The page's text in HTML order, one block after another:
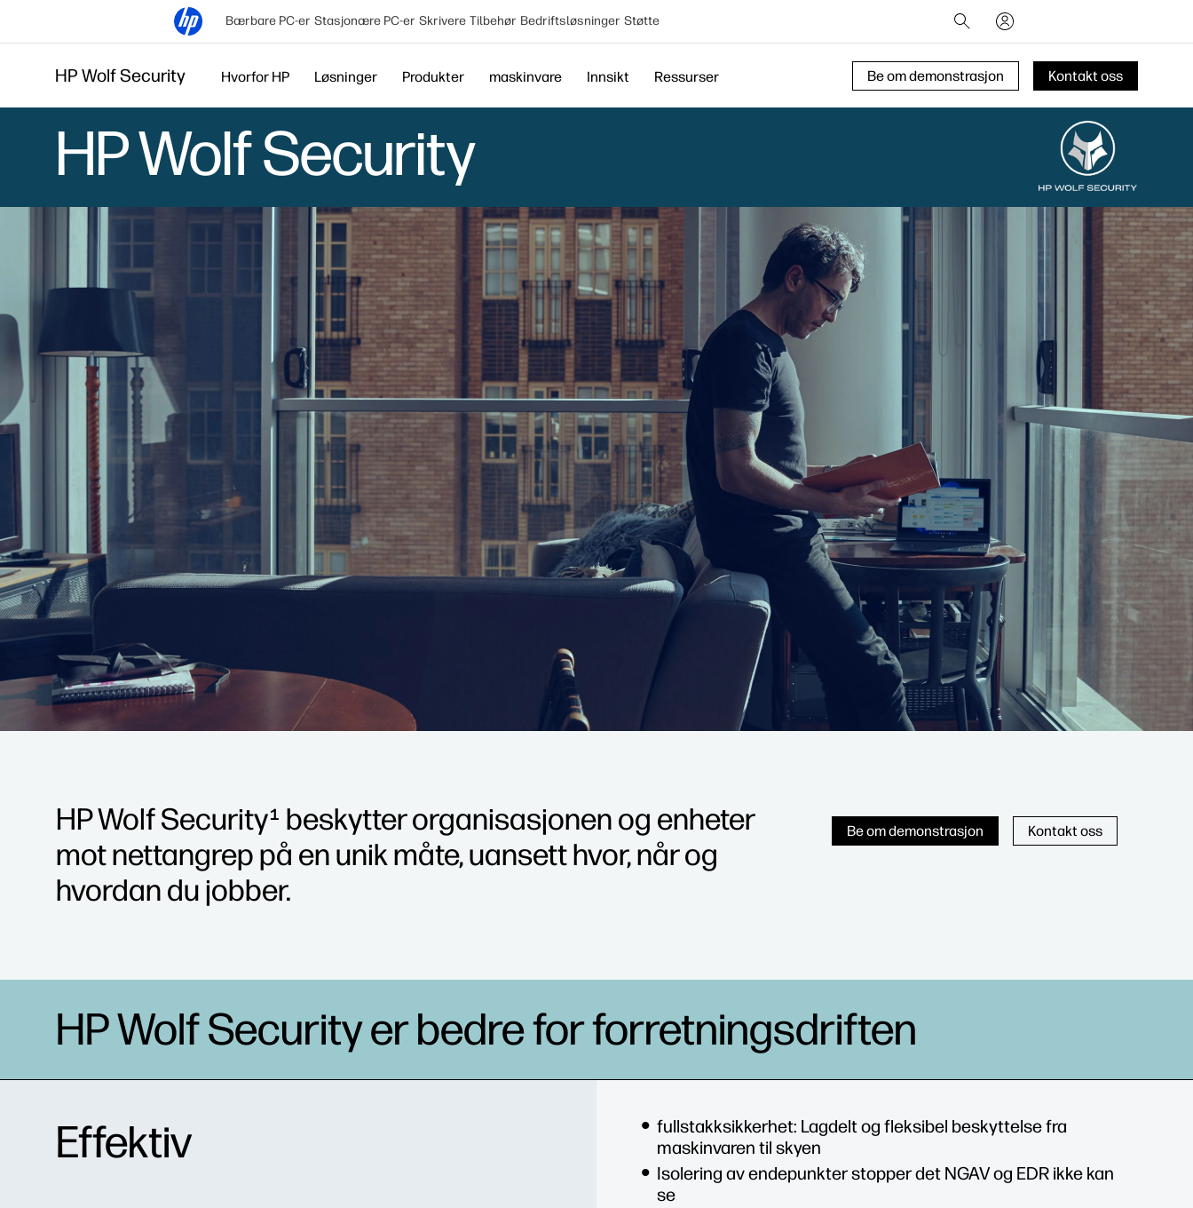
Bærbare PC-er Stasjonære PC-er Skrivere Tilbehør Bedriftsløsninger Støtte
HP Wolf Security Hvorfor HP Løsninger Produkter maskinvare Innsikt Ressurser Be om demonstrasjon Kontakt oss
HP Wolf Security
HP Wolf Security1 beskytter organisasjonen og enheter
mot nettangrep på en unik måte, uansett hvor, når og
hvordan du jobber.
Be om demonstrasjon Kontakt oss
HP Wolf Security er bedre for forretningsdriften
Effektiv
fullstakksikkerhet: Lagdelt og fleksibel beskyttelse fra
maskinvaren til skyen
Isolering av endepunkter stopper det NGAV og EDR ikke kan
se